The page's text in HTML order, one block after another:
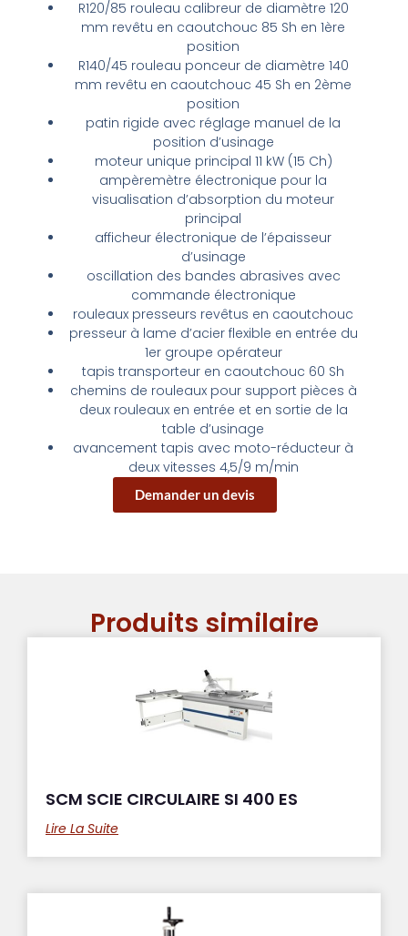
R120/85 rouleau calibreur de diamètre 120
mm revêtu en caoutchouc 85 Sh en 1ère
position
R140/45 rouleau ponceur de diamètre 140
mm revêtu en caoutchouc 45 Sh en 2ème
position
patin rigide avec réglage manuel de la
position d’usinage
moteur unique principal 11 kW (15 Ch)
ampèremètre électronique pour la
visualisation d’absorption du moteur
principal
afficheur électronique de l’épaisseur
d’usinage
oscillation des bandes abrasives avec
commande électronique
rouleaux presseurs revêtus en caoutchouc
presseur à lame d’acier flexible en entrée du
1er groupe opérateur
tapis transporteur en caoutchouc 60 Sh
chemins de rouleaux pour support pièces à
deux rouleaux en entrée et en sortie de la
table d’usinage
avancement tapis avec moto-réducteur à
deux vitesses 4,5/9 m/min
Demander un devis
Produits similaire
SCM SCIE CIRCULAIRE SI 400 ES
Lire La Suite